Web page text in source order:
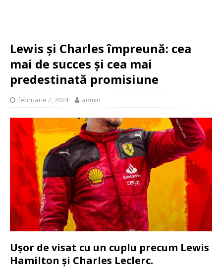
Lewis și Charles împreună: cea
mai de succes și cea mai
predestinată promisiune
februarie 2, 2024 admin
Ușor de visat cu un cuplu precum Lewis
Hamilton și Charles Leclerc.